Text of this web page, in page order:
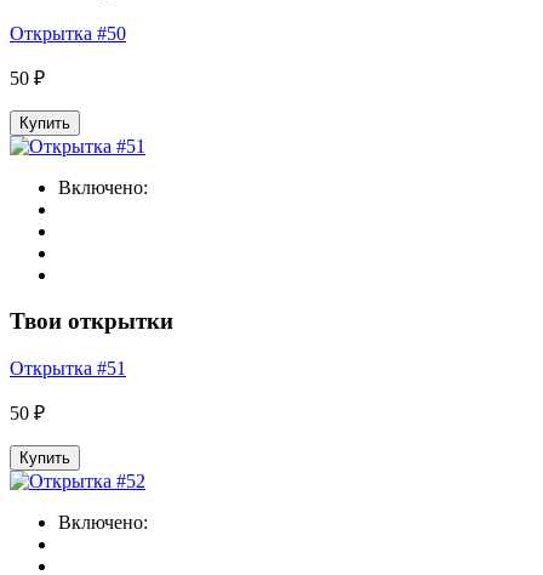
Открытка #50
50 ₽
Купить
Включено:
Твои открытки
Открытка #51
50 ₽
Купить
Включено: